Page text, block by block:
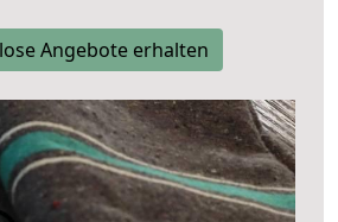
Angebote erhalten